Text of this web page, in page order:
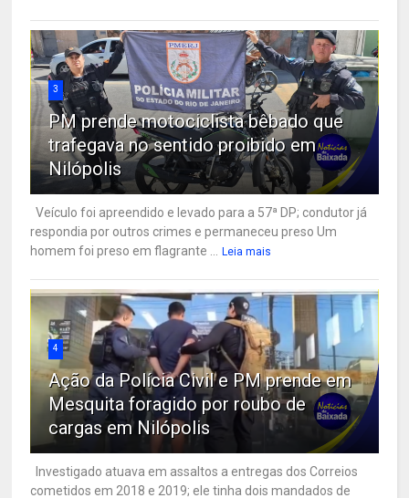
3
PM prende motociclista bêbado que
trafegava no sentido proibido em
Nilópolis
Veículo foi apreendido e levado para a 57ª DP; condutor já
respondia por outros crimes e permaneceu preso Um
homem foi preso em flagrante ...
Leia mais
4
Ação da Polícia Civil e PM prende em
Mesquita foragido por roubo de
cargas em Nilópolis
Investigado atuava em assaltos a entregas dos Correios
cometidos em 2018 e 2019; ele tinha dois mandados de